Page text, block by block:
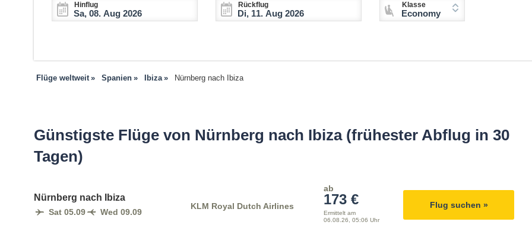
Hinflug Rückflug Klasse
Economy
Flüge weltweit Spanien Ibiza Nürnberg nach Ibiza
Günstigste Flüge von Nürnberg nach Ibiza (frühester Abflug in 30
Tagen)
Nürnberg nach Ibiza
Sat 05.09 Wed 09.09
KLM Royal Dutch Airlines
ab
173 €
Ermittelt am
06.08.26, 05:06 Uhr
Flug suchen »